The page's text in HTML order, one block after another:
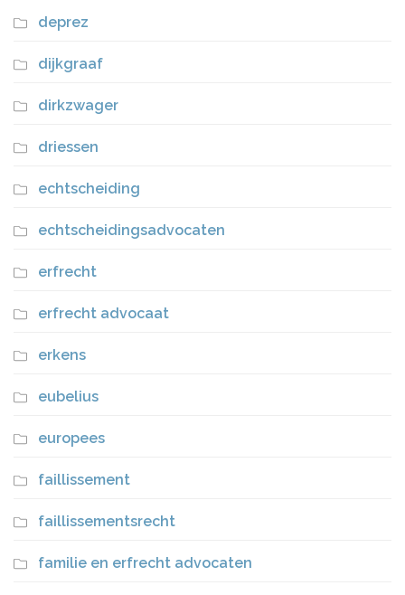
deprez
dijkgraaf
dirkzwager
driessen
echtscheiding
echtscheidingsadvocaten
erfrecht
erfrecht advocaat
erkens
eubelius
europees
faillissement
faillissementsrecht
familie en erfrecht advocaten